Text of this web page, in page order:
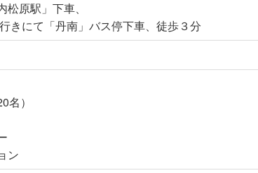
原駅」下車、
きにて「丹南」バス停下車、徒歩３分
名）
ン